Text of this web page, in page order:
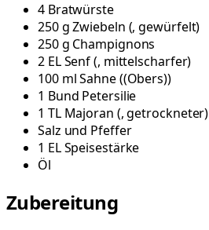
4 Bratwürste
250gZwiebeln (, gewürfelt)
250g Champignons
2 ELSenf(, mittelscharfer)
100 mlSahne((Obers))
1 Bund Petersilie
1 TL Majoran (, getrockneter)
Salz und Pfeffer
1 ELSpeisestärke
Öl
Zubereitung